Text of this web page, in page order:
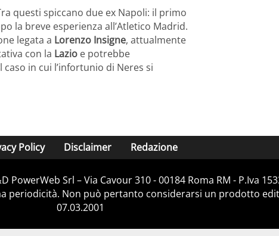
questi spiccano due ex Napoli: il primo
la breve esperienza all’Atletico Madrid.
legata a Lorenzo Insigne, attualmente
con la Lazio e potrebbe
in cui l’infortunio di Neres si
Policy Disclaimer Redazione
Srl – Via Cavour 310 - 00184 Roma RM - P.Iva
periodicità. Non può pertanto considerarsi un prodotto
07.03.2001